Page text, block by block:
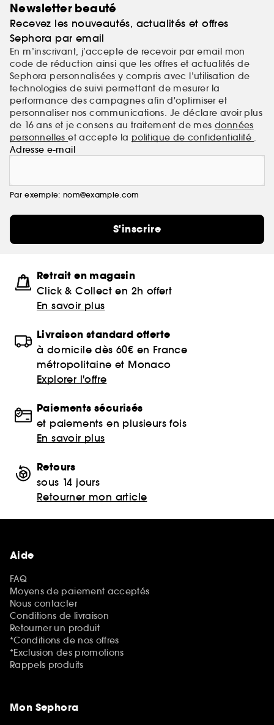
Newsletter beauté
Recevez les nouveautés, actualités et offres
Sephora par email
En m’inscrivant, j’accepte de recevoir par email mon
code de réduction ainsi que les offres et actualités de
Sephora personnalisées y compris avec l’utilisation de
technologies de suivi permettant de mesurer la
performance des campagnes afin d'optimiser et
personnaliser nos communications. Je déclare avoir plus
de 16 ans et je consens au traitement de mes données
personnelleset accepte la politique de confidentialité .
Adresse e-mail
Par exemple: nom@example.com
S'inscrire
Retrait en magasin
Click & Collect en 2h offert
En savoir plus
Livraison standard offerte
à domicile dès 60€ en France
métropolitaine et Monaco
Explorer l'offre
Paiements sécurisés
et paiements en plusieurs fois
En savoir plus
Retours
sous 14 jours
Retourner mon article
Aide
FAQ
Moyens de paiement acceptés
Nous contacter
Conditions de livraison
Retourner un produit
*Conditions de nos offres
*Exclusion des promotions
Rappels produits
Mon Sephora